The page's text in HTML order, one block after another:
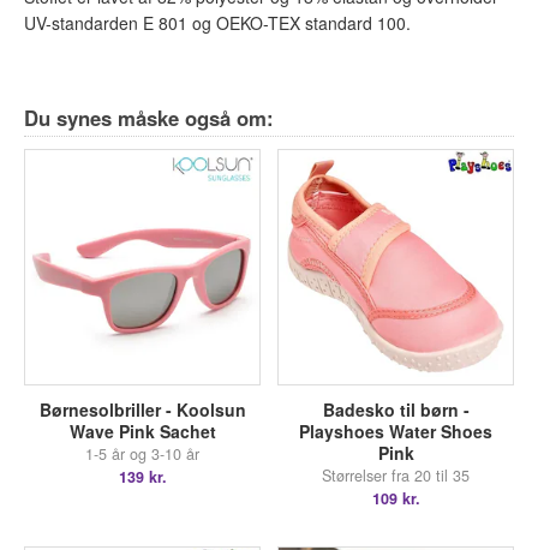
UV-standarden E 801 og OEKO-TEX standard 100.
Du synes måske også om:
Børnesolbriller - Koolsun
Wave Pink Sachet
1-5 år og 3-10 år
139 kr.
Badesko til børn -
Playshoes Water Shoes
Pink
Størrelser fra 20 til 35
109 kr.